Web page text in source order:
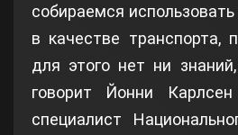
собираемся
в качестве транспорта,
для этого нет ни
говорит Йонни
специалист